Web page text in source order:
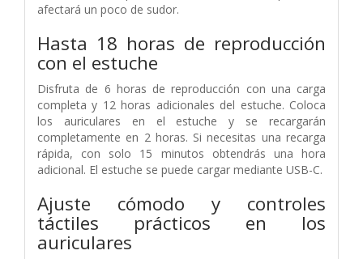
afectará un poco de sudor.
Hasta 18 horas de reproducción
con el estuche
Disfruta de 6 horas de reproducción con una carga
completa y 12 horas adicionales del estuche. Coloca
los auriculares en el estuche y se recargarán
completamente en 2 horas. Si necesitas una recarga
rápida, con solo 15 minutos obtendrás una hora
adicional. El estuche se puede cargar mediante USB-C.
Ajuste cómodo y controles
táctiles prácticos en los
auriculares